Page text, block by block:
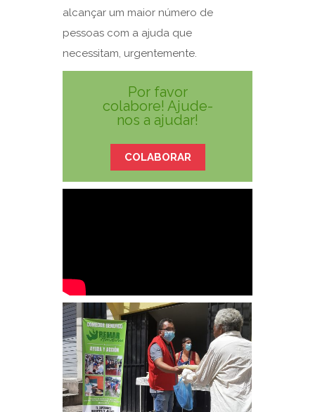
alcançar um maior número de
pessoas com a ajuda que
necessitam, urgentemente.
Por favor
colabore! Ajude-
nos a ajudar!
COLABORAR